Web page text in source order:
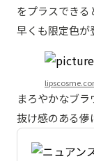
をプラスできる
早くも限定色が
まろやかなブラ
抜け感のある儚